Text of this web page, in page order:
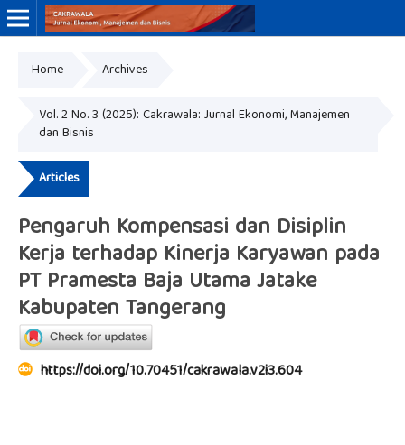
Home Archives
Vol. 2 No. 3 (2025): Cakrawala: Jurnal Ekonomi, Manajemen
dan Bisnis
Articles
Pengaruh Kompensasi dan Disiplin
Kerja terhadap Kinerja Karyawan pada
PT Pramesta Baja Utama Jatake
Kabupaten Tangerang
https://doi.org/10.70451/cakrawala.v2i3.604